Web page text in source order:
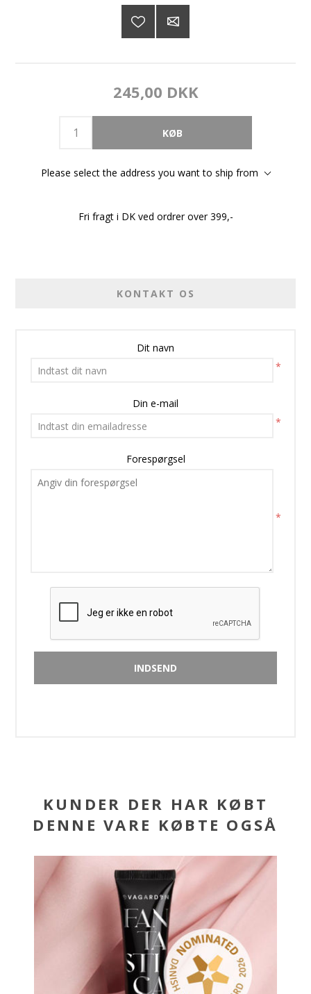
245,00 DKK
Please select the address you want to ship from
Fri fragt i DK ved ordrer over 399,-
KONTAKT OS
Dit navn
*
Din e-mail
*
Forespørgsel
*
KUNDER DER HAR KØBT
DENNE VARE KØBTE OGSÅ